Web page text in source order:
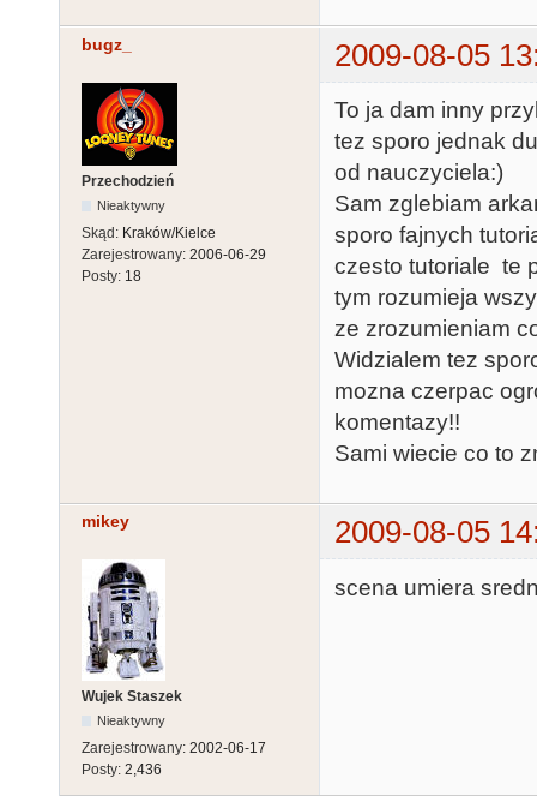
bugz_ 2009-08-05
Przechodzień
Nieaktywny
Skąd: Kraków/Kielce
Zarejestrowany: 2006-06-29
Posty: 18
To ja dam inny
tez sporo jednak
od nauczyciela:)
Sam zglebiam
sporo fajnych
czesto tutoriale te
tym rozumieja
ze zrozumieniam
Widzialem tez
mozna czerpac
komentazy!!
Sami wiecie co to
mikey 2009-08-05
Wujek Staszek
Nieaktywny
Zarejestrowany: 2002-06-17
Posty: 2,436
scena umiera